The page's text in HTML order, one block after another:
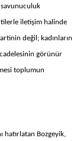
savunuculuk
iletişim halinde
değil; kadınların
görünür
toplumun
hatırlatan Bozgeyik,